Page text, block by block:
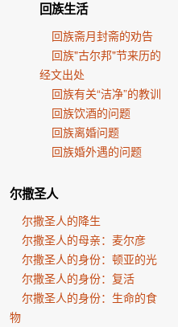
回族生活
回族斋月封斋的劝告
回族"古尔邦"节来历的
经文出处
回族有关“洁净”的教训
回族饮酒的问题
回族离婚问题
回族婚外遇的问题
尔撒圣人
尔撒圣人的降生
尔撒圣人的母亲：麦尔彦
尔撒圣人的身份：顿亚的光
尔撒圣人的身份：复活
尔撒圣人的身份：生命的食
物